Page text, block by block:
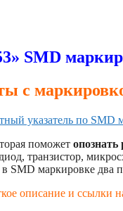
SMD
с
указатель по SMD
поможет опознать
транзистор,
в SMD маркировке два
описание и